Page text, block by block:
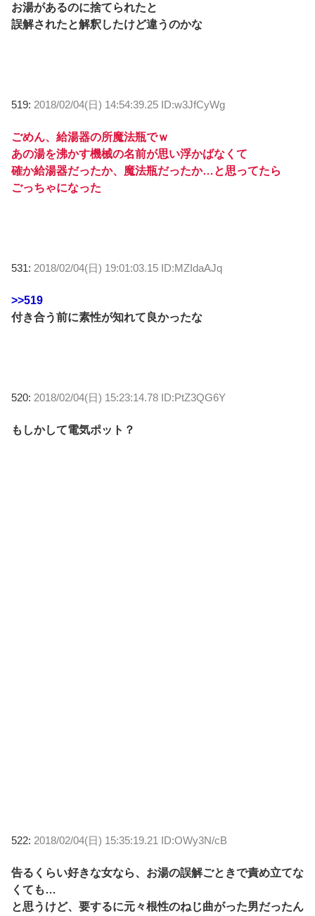
お湯があるのに捨てられたと
誤解されたと解釈したけど違うのかな
519: 2018/02/04(日) 14:54:39.25 ID:w3JfCyWg
ごめん、給湯器の所魔法瓶でｗ
あの湯を沸かす機械の名前が思い浮かばなくて
確か給湯器だったか、魔法瓶だったか…と思ってたら
ごっちゃになった
531: 2018/02/04(日) 19:01:03.15 ID:MZIdaAJq
>>519
付き合う前に素性が知れて良かったな
520: 2018/02/04(日) 15:23:14.78 ID:PtZ3QG6Y
もしかして電気ポット？
522: 2018/02/04(日) 15:35:19.21 ID:OWy3N/cB
告るくらい好きな女なら、お湯の誤解ごときで責め立てな
くても…
と思うけど、要するに元々根性のねじ曲がった男だったん